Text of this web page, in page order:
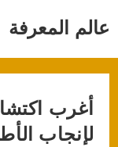
عالم المعرفة
أغرب
لإنجاب